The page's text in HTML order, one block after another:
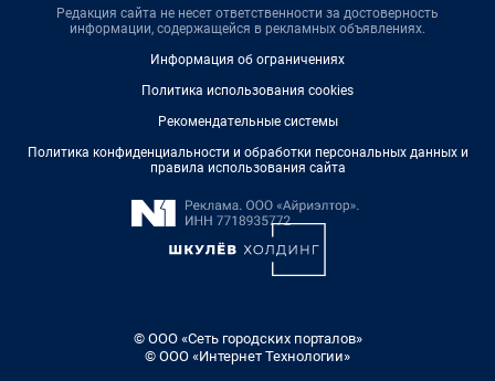
Редакция сайта не несет ответственности за достоверность
информации, содержащейся в рекламных объявлениях.
Информация об ограничениях
Политика использования cookies
Рекомендательные системы
Политика конфиденциальности и обработки персональных данных и
правила использования сайта
© ООО «Сеть городских порталов»
© ООО «Интернет Технологии»